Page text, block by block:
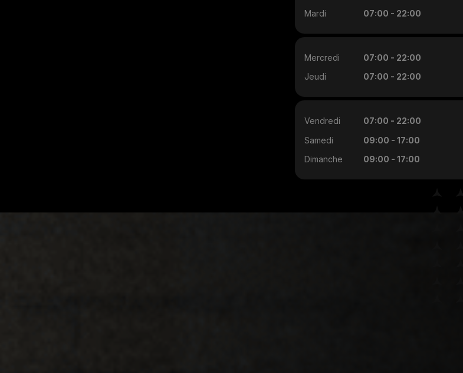
Mardi
07:00 - 22:00
Mercredi
07:00 - 22:00
Jeudi
07:00 - 22:00
Vendredi
07:00 - 22:00
Samedi
09:00 - 17:00
Dimanche
09:00 - 17:00